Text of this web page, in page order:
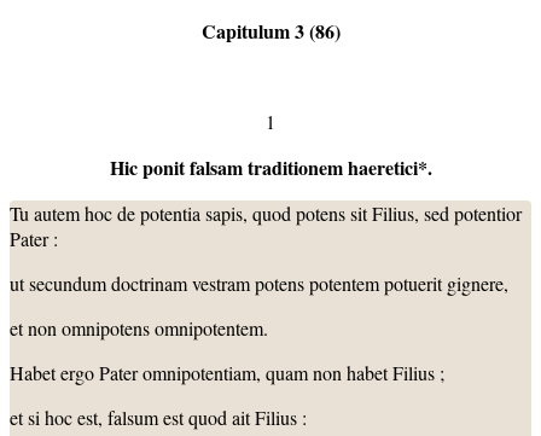
Capitulum 3 (86)
1
Hic ponit falsam traditionem haeretici*.
Tu autem hoc de potentia sapis, quod potens sit Filius, sed potentior
Pater :
ut secundum doctrinam vestram potens potentem potuerit gignere,
et non omnipotens omnipotentem.
Habet ergo Pater omnipotentiam, quam non habet Filius ;
et si hoc est, falsum est quod ait Filius :